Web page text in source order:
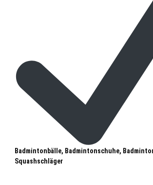
Badmintonbälle, Badmintonschuhe,
Squashschläger